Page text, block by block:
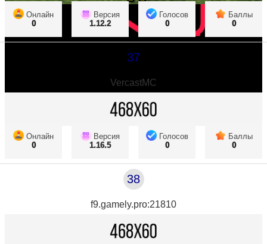
Онлайн
0
Версия
1.12.2
Голосов
0
Баллы
0
37
VercastMC
Онлайн
0
Версия
1.16.5
Голосов
0
Баллы
0
38
f9.gamely.pro:21810